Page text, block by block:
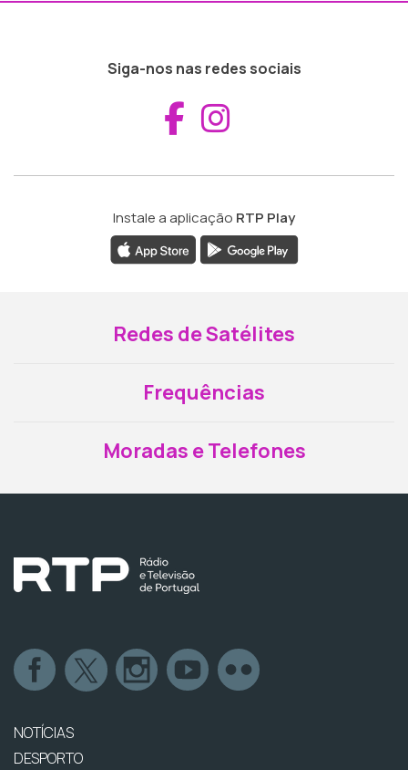
Siga-nos nas redes sociais
Aceder ao
Instale a aplicação RTP Play
Redes de Satélites
Frequências
Moradas e Telefones
NOTÍCIAS
DESPORTO